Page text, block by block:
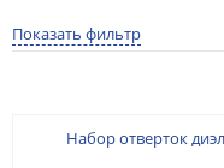
Показать фильтр
Набор отверток